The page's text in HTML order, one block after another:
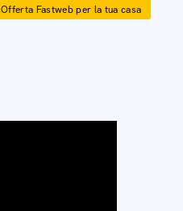
Offerta Fastweb per la tua casa